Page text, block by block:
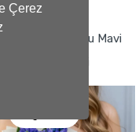
ÇerezGÖNDER
Tasarımlı Kokulu Mavi
Sümbül Buketi